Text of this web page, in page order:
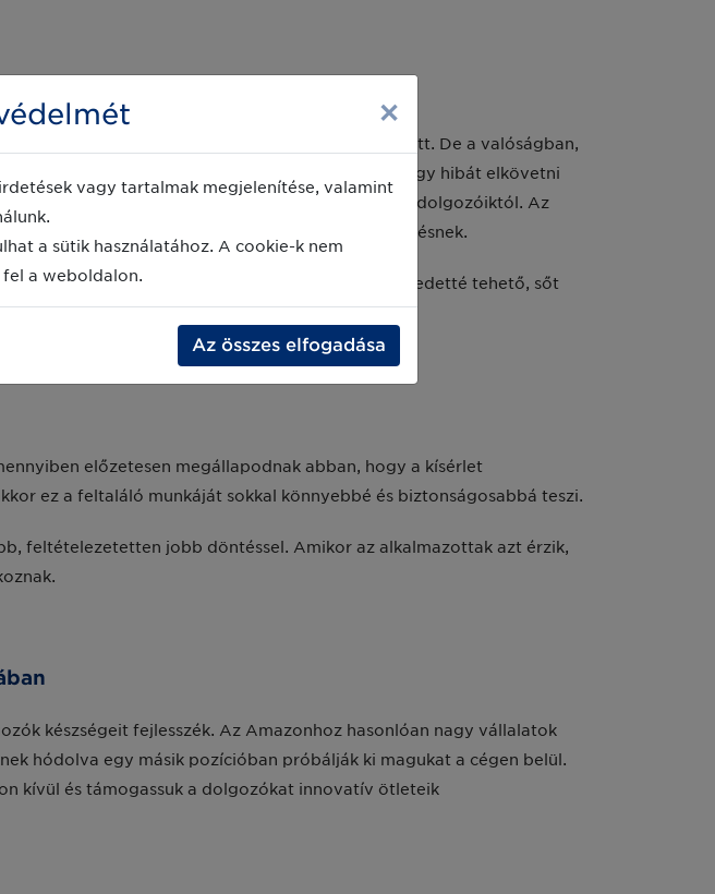
azt hirdetik, hogy a hibázás lehetősége elfogadott. De a valóságban,
végét. Az Amazon ezzel szemben, azt hirdeti, hogy hibát elkövetni
hibázz, kezdd újra módszernél megkövetelnek a dolgozóiktól. Az
működni fog, akkor az nem tekinthető kísérletezésnek.
meg kell határozni és van az a szint, ami megengedetté tehető, sőt
előzetesen megállapodnak abban, hogy a kísérlet
ez a feltaláló munkáját sokkal könnyebbé és biztonságosabbá teszi.
feltételezetetten jobb döntéssel. Amikor az alkalmazottak azt érzik,
készségeit fejlesszék. Az Amazonhoz hasonlóan nagy vállalatok
hódolva egy másik pozícióban próbálják ki magukat a cégen belül.
kívül és támogassuk a dolgozókat innovatív ötleteik
×
vagy tartalmak megjelenítése, valamint
a sütik használatához. A cookie-k nem
a weboldalon.
Az összes elfogadása